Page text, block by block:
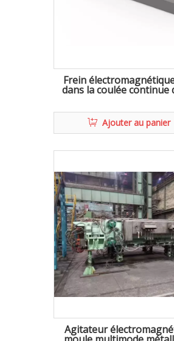
Frein
dans la coulée continue
Ajouter au panier
Agitateur